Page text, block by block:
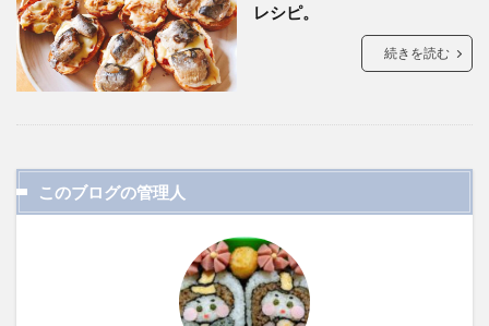
レシピ。
続きを読む
このブログの管理人